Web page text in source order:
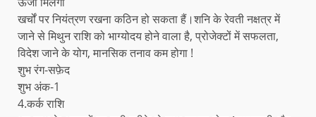
खर्चों पर नियंत्रण रखना कठिन हो सकता हैं।शनि के रेवती नक्षत्र में
जाने से मिथुन राशि को भाग्योदय होने वाला है, प्रोजेक्टों में सफलता,
विदेश जाने के योग, मानसिक तनाव कम होगा !
शुभ रंग-सफ़ेद
शुभ अंक-1
4.कर्क राशि